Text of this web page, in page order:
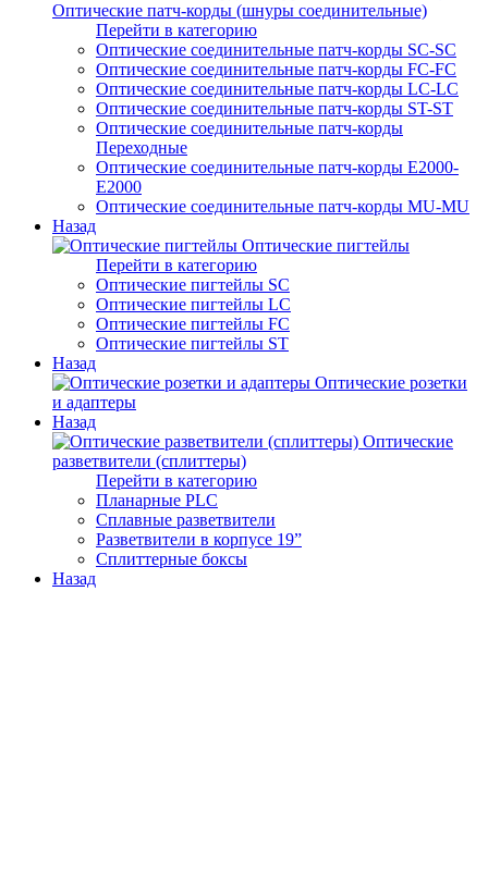
Оптические патч-корды (шнуры соединительные)
Перейти в категорию
Оптические соединительные патч-корды SC-SC
Оптические соединительные патч-корды FC-FC
Оптические соединительные патч-корды LC-LC
Оптические соединительные патч-корды ST-ST
Оптические соединительные патч-корды
Переходные
Оптические соединительные патч-корды E2000-
E2000
Оптические соединительные патч-корды MU-MU
Назад
Оптические пигтейлы
Перейти в категорию
Оптические пигтейлы SC
Оптические пигтейлы LC
Оптические пигтейлы FC
Оптические пигтейлы ST
Назад
Оптические розетки
и адаптеры
Назад
Оптические
разветвители (сплиттеры)
Перейти в категорию
Планарные PLC
Сплавные разветвители
Разветвители в корпусе 19”
Сплиттерные боксы
Назад